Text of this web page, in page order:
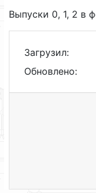
Выпуски 0, 1, 2 в
Загрузил:
Обновлено: